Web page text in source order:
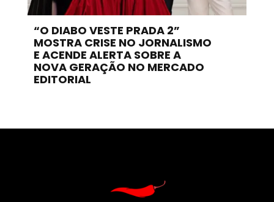
“O DIABO VESTE PRADA 2”
MOSTRA CRISE NO JORNALISMO
E ACENDE ALERTA SOBRE A
NOVA GERAÇÃO NO MERCADO
EDITORIAL